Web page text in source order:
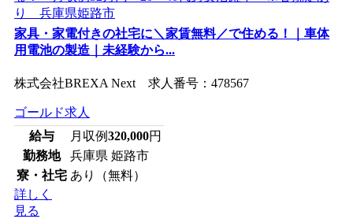
家具・家電付きの社宅に＼家賃無料／で住める！｜車体
用電池の製造｜未経験から...
株式会社BREXA Next 求人番号：478567
ゴールド求人
給与
月収例320,000円
勤務地
兵庫県 姫路市
寮・社宅 あり（無料）
詳しく
見る